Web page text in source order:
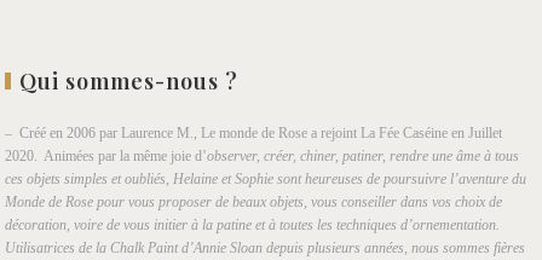
Qui sommes-nous ?
– Créé en 2006 par Laurence M., Le monde de Rose a rejoint La Fée Caséine en Juillet
2020. Animées par la même joie d’observer, créer, chiner, patiner, rendre une âme à tous
ces objets simples et oubliés, Helaine et Sophie sont heureuses de poursuivre l’aventure du
Monde de Rose pour vous proposer de beaux objets, vous conseiller dans vos choix de
décoration, voire de vous initier à la patine et à toutes les techniques d’ornementation.
Utilisatrices de la Chalk Paint d’Annie Sloan depuis plusieurs années, nous sommes fières